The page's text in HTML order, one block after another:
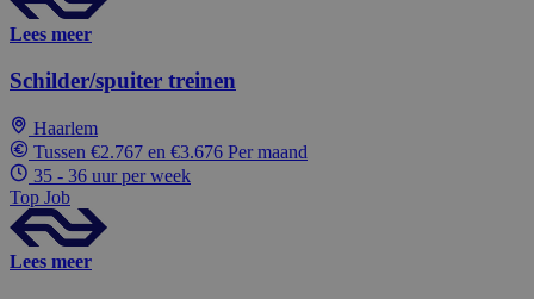
Lees meer
Schilder/spuiter treinen
Haarlem
Tussen €2.767 en €3.676 Per maand
35 - 36 uur per week
Top Job
Lees meer